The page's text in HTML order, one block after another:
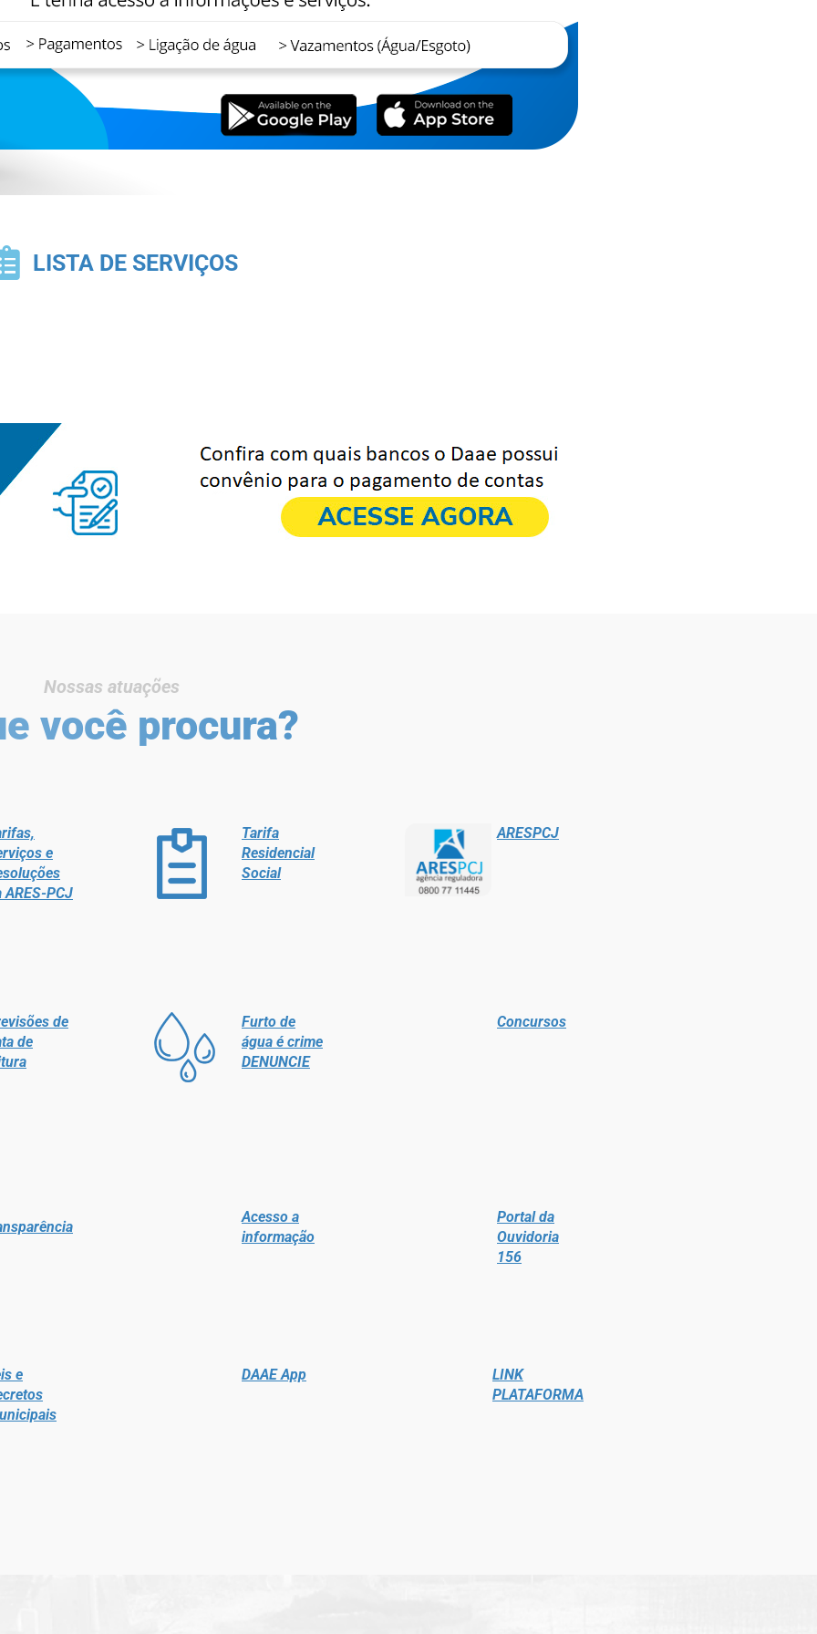
LISTA DE SERVIÇOS
Nossas atuações
você procura?
e
ARES-PCJ
Tarifa
Residencial
Social
ARESPCJ
de
de
Furto de
água é crime
DENUNCIE
Concursos
Acesso a
informação
Portal da
Ouvidoria
156
e
DAAE App
LINK
PLATAFORMA